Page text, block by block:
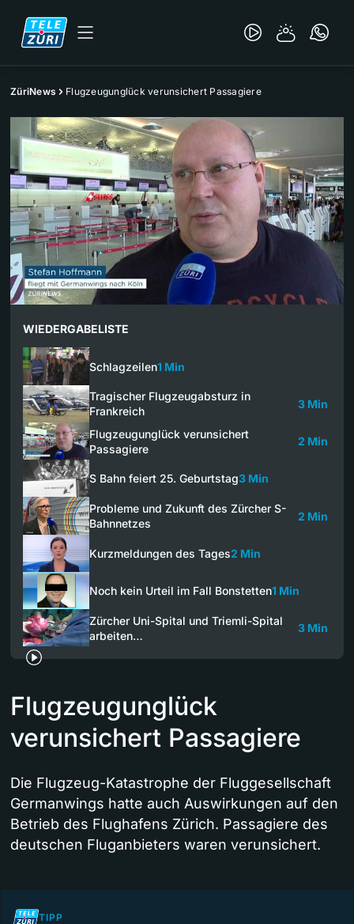
ZüriNews Flugzeugunglück verunsichert Passagiere
WIEDERGABELISTE
Schlagzeilen1 Min
Tragischer Flugzeugabsturz in
Frankreich
3 Min
Flugzeugunglück verunsichert
Passagiere
2 Min
S Bahn feiert 25. Geburtstag3 Min
Probleme und Zukunft des Zürcher S-
Bahnnetzes
2 Min
Kurzmeldungen des Tages2 Min
Noch kein Urteil im Fall Bonstetten1 Min
Zürcher Uni-Spital und Triemli-Spital
arbeiten…
3 Min
Flugzeugunglück
verunsichert Passagiere
Die Flugzeug-Katastrophe der Fluggesellschaft
Germanwings hatte auch Auswirkungen auf den
Betrieb des Flughafens Zürich. Passagiere des
deutschen Fluganbieters waren verunsichert.
TIPP